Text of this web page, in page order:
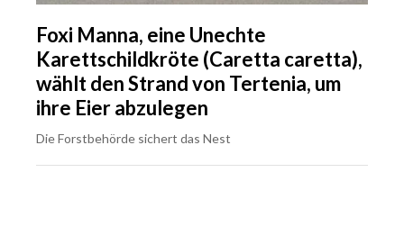
Foxi Manna, eine Unechte
Karettschildkröte (Caretta caretta),
wählt den Strand von Tertenia, um
ihre Eier abzulegen
Die Forstbehörde sichert das Nest